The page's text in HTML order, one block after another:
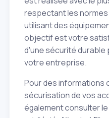
respectant les
utilisant des
objectif est votre
d'une sécurité
votre entreprise.
Pour des informations
sécurisation de vos
également consulter